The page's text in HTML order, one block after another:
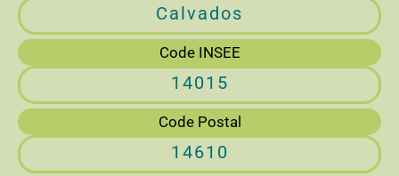
Calvados
Code INSEE
14015
Code Postal
14610